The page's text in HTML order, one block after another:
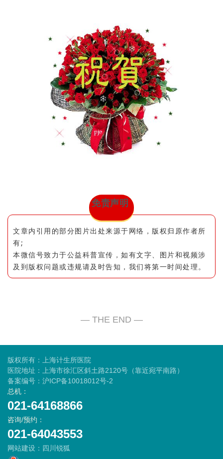
免责声明
文章内引用的部分图片出处来源于网络，版权归原作者所
有;
本微信号致力于公益科普宣传，如有文字、图片和视频涉
及到版权问题或违规请及时告知，我们将第一时间处理。
版权所有：上海计生所医院
医院地址：上海市徐汇区斜土路2120号（靠近宛平南路）
备案编号： 沪ICP备10018012号-2
总机：
021-64168866
咨询/预约：
021-64043553
网站建设 ： 四川锐狐